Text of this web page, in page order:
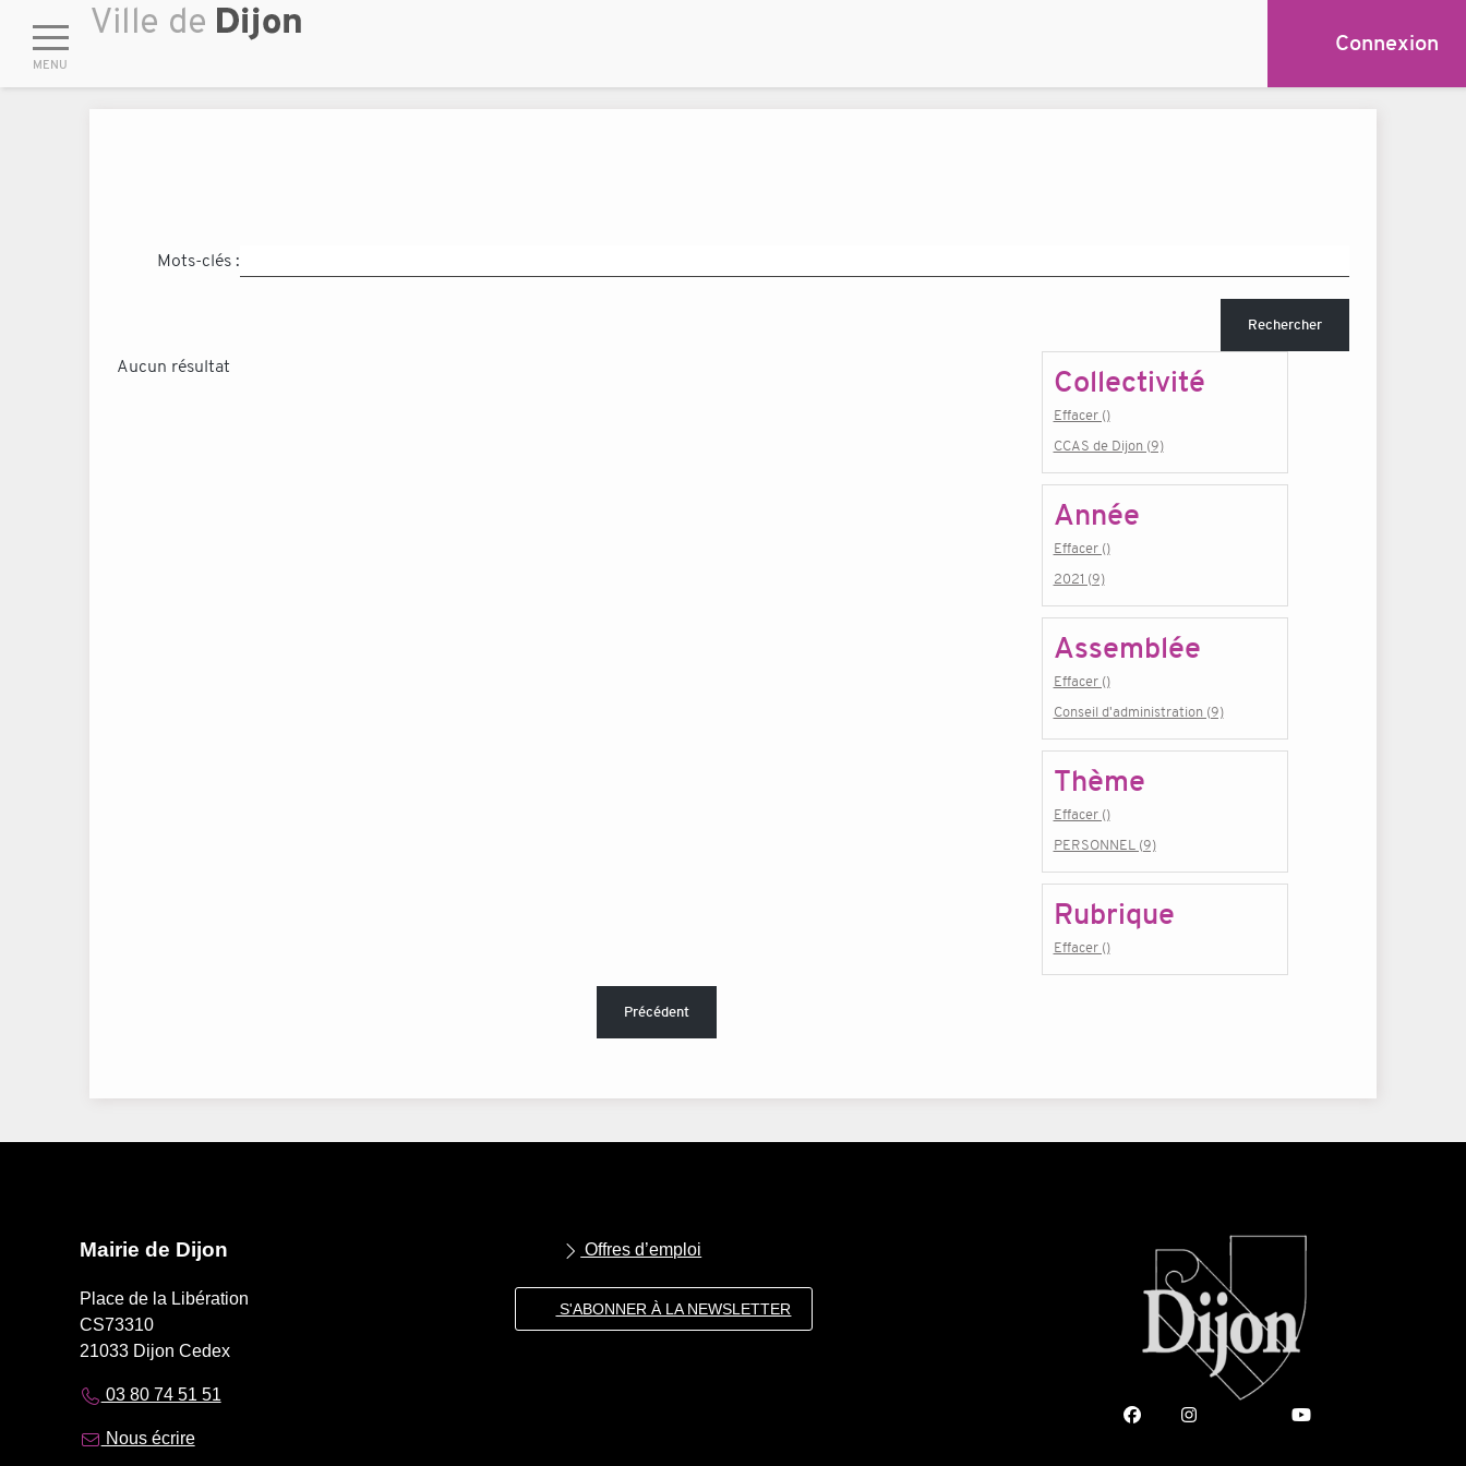
Connexion
Mots-clés :
Rechercher
Aucun résultat Collectivité
Effacer ()
CCAS de Dijon (9)
Année
Effacer ()
2021 (9)
Assemblée
Effacer ()
Conseil d'administration (9)
Thème
Effacer ()
PERSONNEL (9)
Rubrique
Effacer ()
Précédent
Mairie de Dijon
Place de la Libération
CS73310
21033 Dijon Cedex
03 80 74 51 51
Nous écrire
Offres d’emploi
S'ABONNER À LA NEWSLETTER